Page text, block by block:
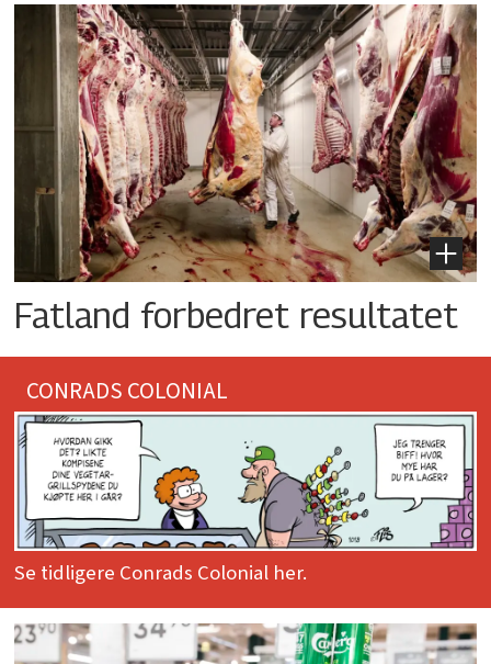
Fatland forbedret resultatet
CONRADS COLONIAL
Se tidligere Conrads Colonial her.